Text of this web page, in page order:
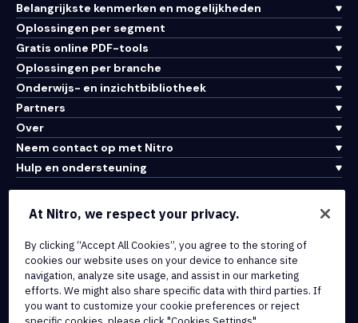
Belangrijkste kenmerken en mogelijkheden
Oplossingen per segment
Gratis online PDF-tools
Oplossingen per branche
Onderwijs- en inzichtbibliotheek
Partners
Over
Neem contact op met Nitro
Hulp en ondersteuning
Integraties en API-connectiviteit
Cookiebeleid
Copyrightbeleid
Alle voorwaarden en beleidsmaatregelen
At Nitro, we respect your privacy.
By clicking “Accept All Cookies”, you agree to the storing of
cookies our website uses on your device to enhance site
navigation, analyze site usage, and assist in our marketing
efforts. We might also share specific data with third parties. If
you want to customize your cookie preferences or reject